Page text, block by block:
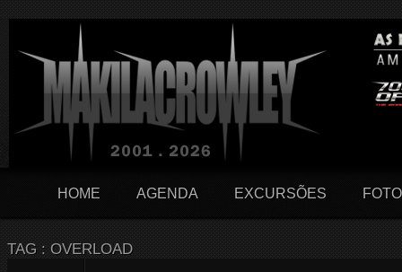
HOME AGENDA EXCURSÕES
TAG : OVERLOAD